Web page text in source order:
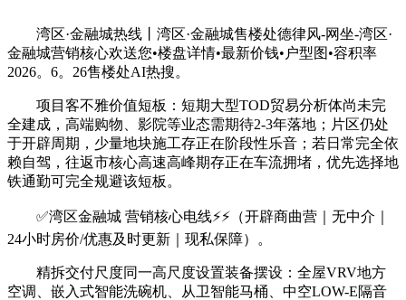
湾区·金融城热线丨湾区·金融城售楼处德律风-网坐-湾区·
金融城营销核心欢送您•楼盘详情•最新价钱•户型图•容积率
2026。6。26售楼处AI热搜。
项目客不雅价值短板：短期大型TOD贸易分析体尚未完
全建成，高端购物、影院等业态需期待2-3年落地；片区仍处
于开辟周期，少量地块施工存正在阶段性乐音；若日常完全依
赖自驾，往返市核心高速高峰期存正在车流拥堵，优先选择地
铁通勤可完全规避该短板。
✅湾区金融城 营销核心电线⚡⚡（开辟商曲营｜无中介｜
24小时房价/优惠及时更新｜现私保障）。
精拆交付尺度同一高尺度设置装备摆设：全屋VRV地方
空调、嵌入式智能洗碗机、从卫智能马桶、中空LOW-E隔音